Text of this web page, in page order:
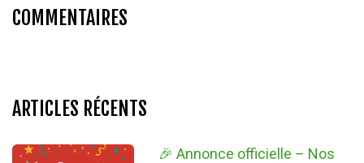
COMMENTAIRES
ARTICLES RÉCENTS
🎉 Annonce officielle – Nos